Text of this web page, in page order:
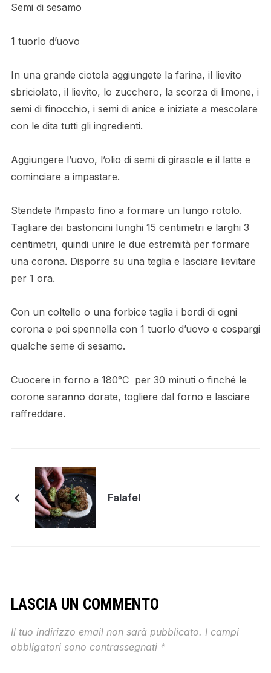
Semi di sesamo
1 tuorlo d’uovo
In una grande ciotola aggiungete la farina, il lievito
sbriciolato, il lievito, lo zucchero, la scorza di limone, i
semi di finocchio, i semi di anice e iniziate a mescolare
con le dita tutti gli ingredienti.
Aggiungere l’uovo, l’olio di semi di girasole e il latte e
cominciare a impastare.
Stendete l’impasto fino a formare un lungo rotolo.
Tagliare dei bastoncini lunghi 15 centimetri e larghi 3
centimetri, quindi unire le due estremità per formare
una corona. Disporre su una teglia e lasciare lievitare
per 1 ora.
Con un coltello o una forbice taglia i bordi di ogni
corona e poi spennella con 1 tuorlo d’uovo e cospargi
qualche seme di sesamo.
Cuocere in forno a 180°C per 30 minuti o finché le
corone saranno dorate, togliere dal forno e lasciare
raffreddare.
Falafel
LASCIA UN COMMENTO
Il tuo indirizzo email non sarà pubblicato. I campi
obbligatori sono contrassegnati *